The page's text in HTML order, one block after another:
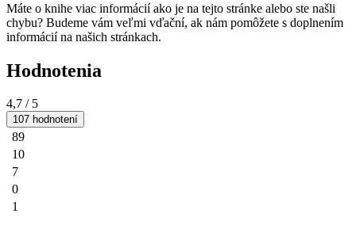
Máte o knihe viac informácií ako je na tejto stránke alebo ste našli
chybu? Budeme vám veľmi vďační, ak nám pomôžete s doplnením
informácií na našich stránkach.
Hodnotenia
4,7 / 5
107 hodnotení
89
10
7
0
1